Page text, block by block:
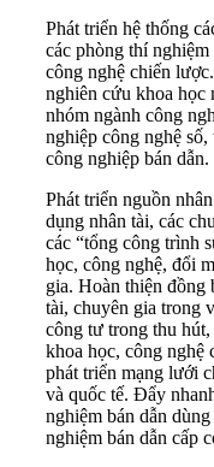
Phát triển hệ thống
các phòng thí
công nghệ chiến
nghiên cứu khoa học
nhóm ngành công
nghiệp công nghệ
công nghiệp bán dẫn.
Phát triển nguồn
dụng nhân tài, các
các “tổng công trình
học, công nghệ, đổi
gia. Hoàn thiện đồng
tài, chuyên gia trong
công tư trong thu
khoa học, công nghệ
phát triển mạng lưới
và quốc tế. Đẩy
nghiệm bán dẫn
nghiệm bán dẫn cấp